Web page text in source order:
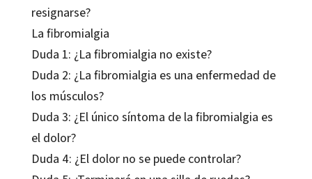
resignarse?
La fibromialgia
Duda 1: ¿La fibromialgia no existe?
Duda 2: ¿La fibromialgia es una enfermedad de
los músculos?
Duda 3: ¿El único síntoma de la fibromialgia es
el dolor?
Duda 4: ¿El dolor no se puede controlar?